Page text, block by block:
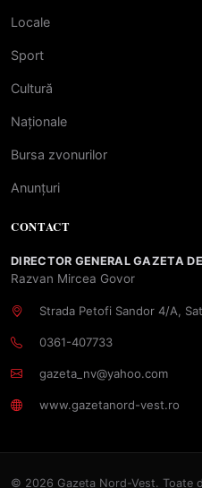
Locale
Sport
Cultură
Naționale
Bursa zvonurilor
Anunțuri
CONTACT
DIRECTOR GENERAL GAZETA
Razvan Mircea Govor
Strada Petofi Sandor 4/A,
0361-407733
gazeta_nv@yahoo.com
www.gazetanord-vest.ro
© 2026 Gazeta Nord-Vest. Toate